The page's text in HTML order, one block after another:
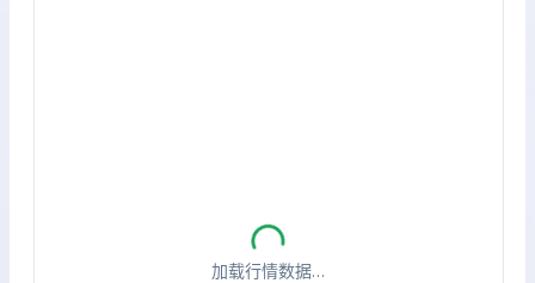
加载行情数据…